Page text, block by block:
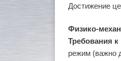
Достижение
Физико-
Требования
режим (важно